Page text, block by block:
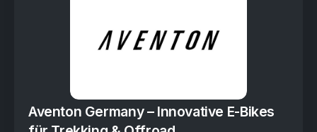
Aventon Germany – Innovative E-Bikes